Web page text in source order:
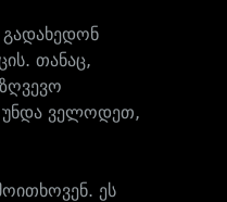
გადახედონ
თანაც,
უნდა ველოდეთ,
ეს